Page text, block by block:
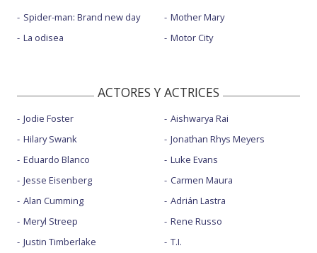
Spider-man: Brand new day
La odisea
Mother Mary
Motor City
ACTORES Y ACTRICES
Jodie Foster
Hilary Swank
Eduardo Blanco
Jesse Eisenberg
Alan Cumming
Meryl Streep
Justin Timberlake
Aishwarya Rai
Jonathan Rhys Meyers
Luke Evans
Carmen Maura
Adrián Lastra
Rene Russo
T.I.